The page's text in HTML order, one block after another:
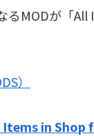
るMODが「
）
Items in Shop